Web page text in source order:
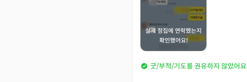
실제 점집에 연락했는지
확인했어요!
굿/부적/기도를 권유하지 않았어요